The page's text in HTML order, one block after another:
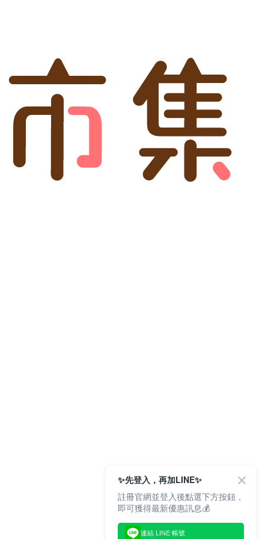
✨先登入，再加LINE✨
註冊官網並登入後點選下方按鈕，
即可獲得最新優惠訊息💰
連結 LINE 帳號